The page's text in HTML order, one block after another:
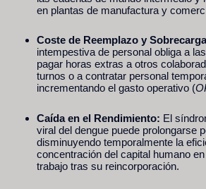
en plantas de manufactura y
Coste de Reemplazo y
intempestiva de personal obliga a
pagar horas extras a otros
turnos o a contratar personal
incrementando el gasto operativo (
Caída en el Rendimiento: El
viral del dengue puede prolongarse
disminuyendo temporalmente la
concentración del capital humano
trabajo tras su reincorporación.